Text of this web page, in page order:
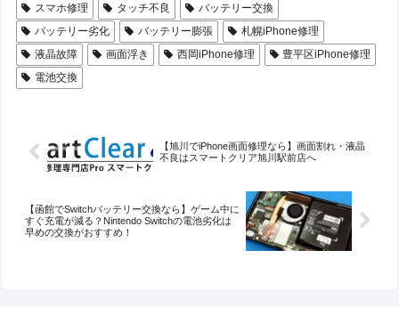
スマホ修理
タッチ不良
バッテリー交換
バッテリー劣化
バッテリー膨張
札幌iPhone修理
液晶故障
画面浮き 西岡iPhone修理
豊平区iPhone修理
電池交換
【旭川でiPhone画面修理なら】画面割れ・液晶
不良はスマートクリア旭川駅前店へ
【函館でSwitchバッテリー交換なら】ゲーム中に
すぐ充電が減る？Nintendo Switchの電池劣化は
早めの交換がおすすめ！